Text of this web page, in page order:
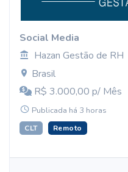
Social Media
Hazan Gestão de RH
Brasil
R$ 3.000,00 p/ Mês
Publicada há 3 horas
CLT Remoto